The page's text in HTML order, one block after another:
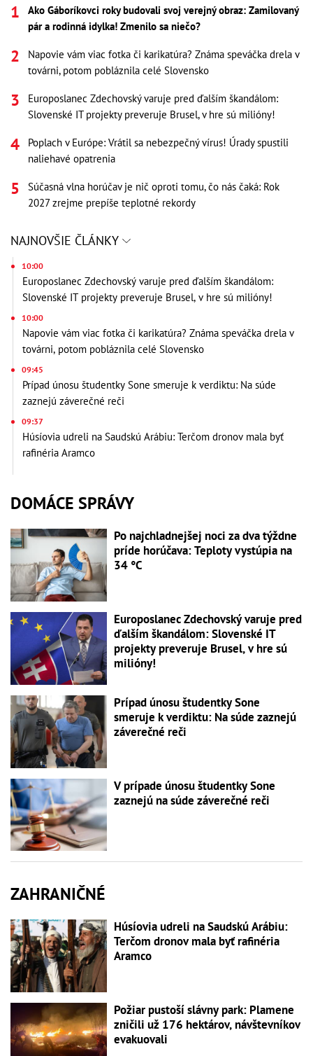
Ako Gáboríkovci roky budovali svoj verejný obraz: Zamilovaný
pár a rodinná idylka! Zmenilo sa niečo?
Napovie vám viac fotka či karikatúra? Známa speváčka drela v
továrni, potom pobláznila celé Slovensko
Europoslanec Zdechovský varuje pred ďalším škandálom:
Slovenské IT projekty preveruje Brusel, v hre sú milióny!
Poplach v Európe: Vrátil sa nebezpečný vírus! Úrady spustili
naliehavé opatrenia
Súčasná vlna horúčav je nič oproti tomu, čo nás čaká: Rok
2027 zrejme prepíše teplotné rekordy
NAJNOVŠIE ČLÁNKY
10:00
Europoslanec Zdechovský varuje pred ďalším škandálom:
Slovenské IT projekty preveruje Brusel, v hre sú milióny!
10:00
Napovie vám viac fotka či karikatúra? Známa speváčka drela v
továrni, potom pobláznila celé Slovensko
09:45
Prípad únosu študentky Sone smeruje k verdiktu: Na súde
zaznejú záverečné reči
09:37
Húsíovia udreli na Saudskú Arábiu: Terčom dronov mala byť
rafinéria Aramco
DOMÁCE SPRÁVY
Po najchladnejšej noci za dva týždne
príde horúčava: Teploty vystúpia na
34 °C
Europoslanec Zdechovský varuje pred
ďalším škandálom: Slovenské IT
projekty preveruje Brusel, v hre sú
milióny!
Prípad únosu študentky Sone
smeruje k verdiktu: Na súde zaznejú
záverečné reči
V prípade únosu študentky Sone
zaznejú na súde záverečné reči
ZAHRANIČNÉ
Húsíovia udreli na Saudskú Arábiu:
Terčom dronov mala byť rafinéria
Aramco
Požiar pustoší slávny park: Plamene
zničili už 176 hektárov, návštevníkov
evakuovali